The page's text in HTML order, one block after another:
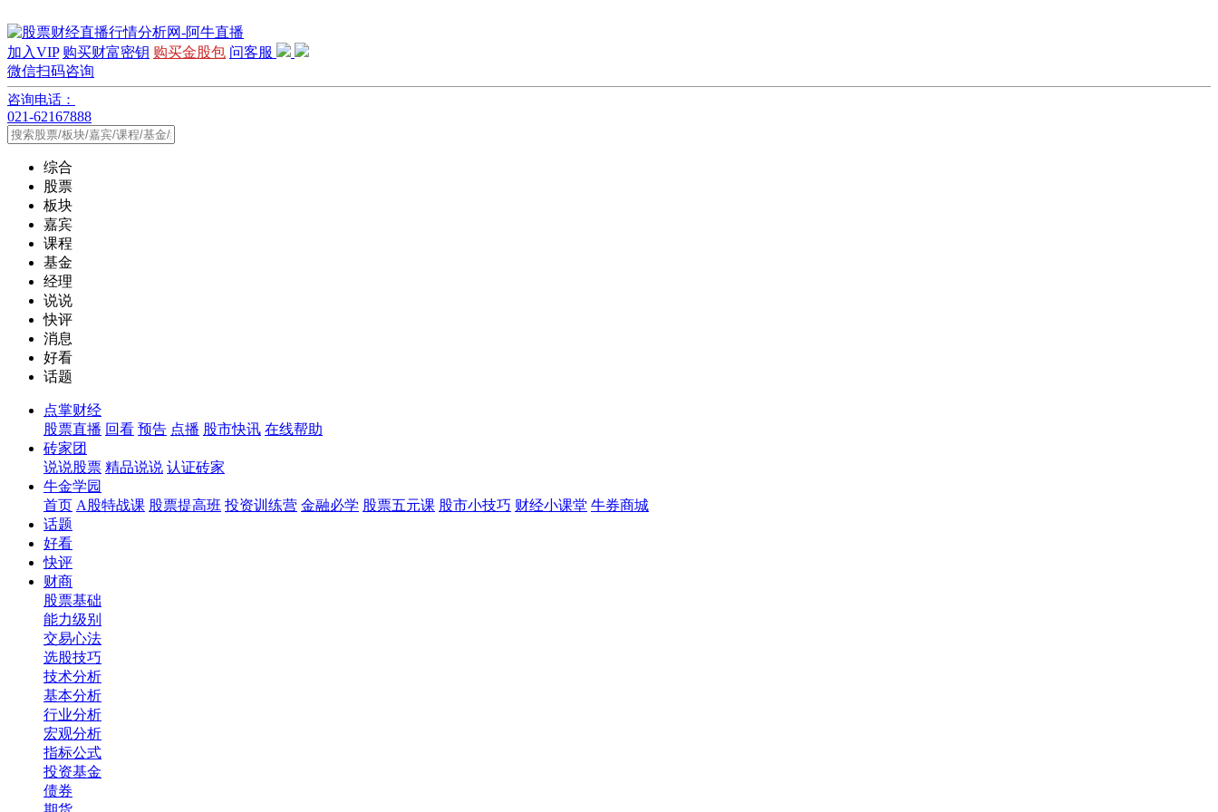
加入VIP 购买财富密钥 购买金股包 问客服
微信扫码咨询
咨询电话：
021-62167888
综合
股票
板块
嘉宾
课程
基金
经理
说说
快评
消息
好看
话题
点掌财经
股票直播 回看 预告 点播 股市快讯 在线帮助
砖家团
说说股票 精品说说 认证砖家
牛金学园
首页 A股特战课 股票提高班 投资训练营 金融必学 股票五元课 股市小技巧 财经小课堂 牛券商城
话题
好看
快评
财商
股票基础
能力级别
交易心法
选股技巧
技术分析
基本分析
行业分析
宏观分析
指标公式
投资基金
债券